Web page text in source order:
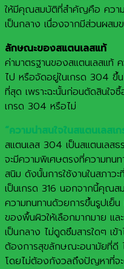
ให้มีคุณสมบัติที่สำคัญคือ ความ
เป็นกลาง เนื่องจากมีส่วนผสม
ลักษณะของสแตนเลสแท้
ค่ามาตรฐานของสแตนเลสแท้
ไป หรือจัดอยู่ในเกรด 304 ขึ้
ที่สุด เพราะฉะนั้นก่อนตัดสินใจ
เกรด 304 หรือไม่
“ความน่าสนใจในสแตนเลส
สแตนเลส 304 เป็นสแตนเลส
จะมีความพิเศษตรงที่ความทน
สนิม ดังนั้นการใช้งานในสภาว
เป็นเกรด 316 นอกจากนี้คุณส
ความทนทานด้วยการขึ้นรูปเย็
ของพื้นผิวให้เลือกมากมาย แ
เป็นกลาง ไม่ดูดซึมสารใดๆ เข้
ต้องการสุขลักษณะอนามัยที่ดี
โดยไม่ต้องกังวลถึงปัญหาที่จะ